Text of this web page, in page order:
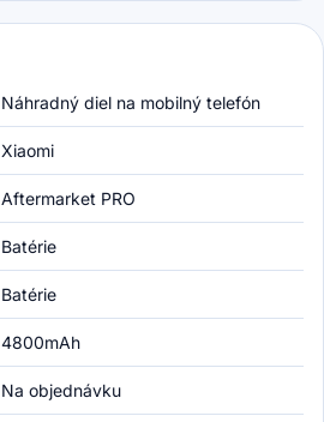
Náhradný diel na mobilný telefón
Xiaomi
Aftermarket PRO
Batérie
Batérie
4800mAh
Na objednávku